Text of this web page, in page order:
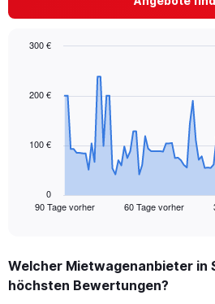
data
The
Range:
91
90 Tage vorher 60 Tage vorher
0
100 €
200 €
300 €
End
Welcher Mietwagenanbieter in
höchsten Bewertungen?